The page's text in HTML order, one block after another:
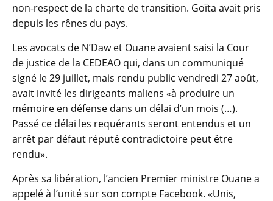
non-respect de la charte de transition. Goïta avait pris
depuis les rênes du pays.
Les avocats de N’Daw et Ouane avaient saisi la Cour
de justice de la CEDEAO qui, dans un communiqué
signé le 29 juillet, mais rendu public vendredi 27 août,
avait invité les dirigeants maliens «à produire un
mémoire en défense dans un délai d’un mois (…).
Passé ce délai les requérants seront entendus et un
arrêt par défaut réputé contradictoire peut être
rendu».
Après sa libération, l’ancien Premier ministre Ouane a
appelé à l’unité sur son compte Facebook. «Unis,